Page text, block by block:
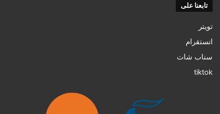
تابعنا على
تويتر
انستقرام
سناب شات
tiktok